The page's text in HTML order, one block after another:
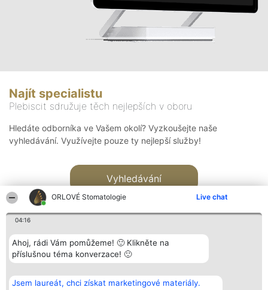
ORLOVÉ Stomatologie Live chat
04:16
Ahoj, rádi Vám pomůžeme! 🙂 Klikněte na
příslušnou téma konverzace! 🙂
Jsem laureát, chci získat marketingové materiály.
Najít specialistu
Plebiscit sdružuje těch nejlepších v oboru
Hledáte odborníka ve Vašem okolí? Vyzkoušejte naše
vyhledávání. Využívejte pouze ty nejlepší služby!
Vyhledávání
Bright Side Solutions sp. z o.
o. sp. k.
Vítězové
Seznam všech
Kontakt